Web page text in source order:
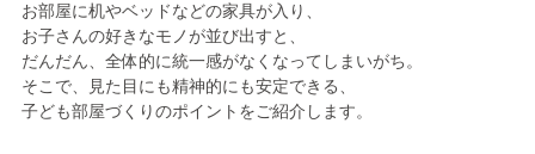
お部屋に机やベッドなどの家具が入り、
お子さんの好きなモノが並び出すと、
だんだん、全体的に統一感がなくなってしまいがち。
そこで、見た目にも精神的にも安定できる、
子ども部屋づくりのポイントをご紹介します。